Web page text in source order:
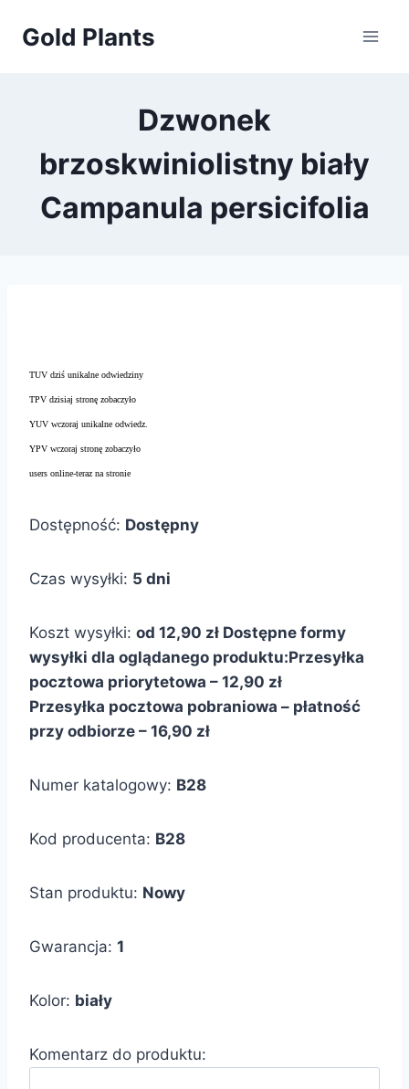
Gold Plants
Dzwonek
brzoskwiniolistny biały
Campanula persicifolia
TUV dziś unikalne odwiedziny
TPV dzisiaj stronę zobaczyło
YUV wczoraj unikalne odwiedz.
YPV wczoraj stronę zobaczyło
users online-teraz na stronie
Dostępność: Dostępny
Czas wysyłki: 5 dni
Koszt wysyłki: od 12,90 zł Dostępne formy
wysyłki dla oglądanego produktu:Przesyłka
pocztowa priorytetowa – 12,90 zł
Przesyłka pocztowa pobraniowa – płatność
przy odbiorze – 16,90 zł
Numer katalogowy: B28
Kod producenta: B28
Stan produktu: Nowy
Gwarancja: 1
Kolor: biały
Komentarz do produktu: